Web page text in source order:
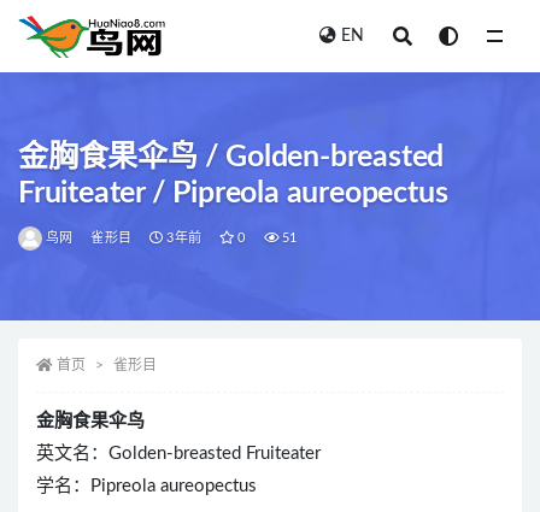
EN
金胸食果伞鸟 / Golden-breasted
Fruiteater / Pipreola aureopectus
鸟网 雀形目 3年前 0 51
首页 雀形目
金胸食果伞鸟
英文名：Golden-breasted Fruiteater
学名：Pipreola aureopectus